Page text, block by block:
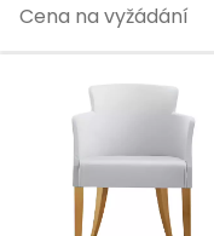
Cena na vyžádání